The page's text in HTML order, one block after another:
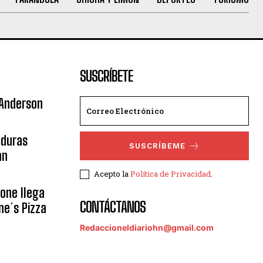
llega
Pizza
SUSCRÍBETE
SUSCRÍBEME
Acepto laPolítica de Privacidad.
CONTÁCTANOS
Redaccioneldiariohn@gmail.com